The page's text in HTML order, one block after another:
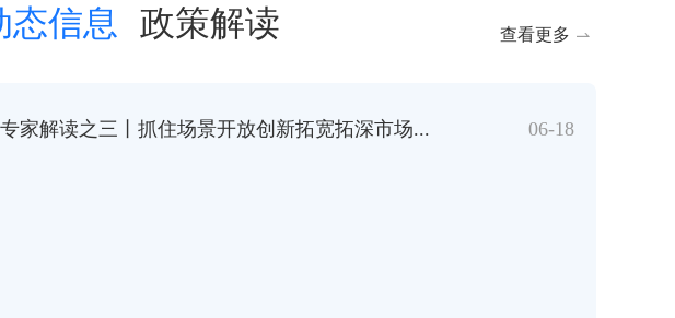
态信息 政策解读 查看更多
专家解读之三丨抓住场景开放创新拓宽拓深市场... 06-18